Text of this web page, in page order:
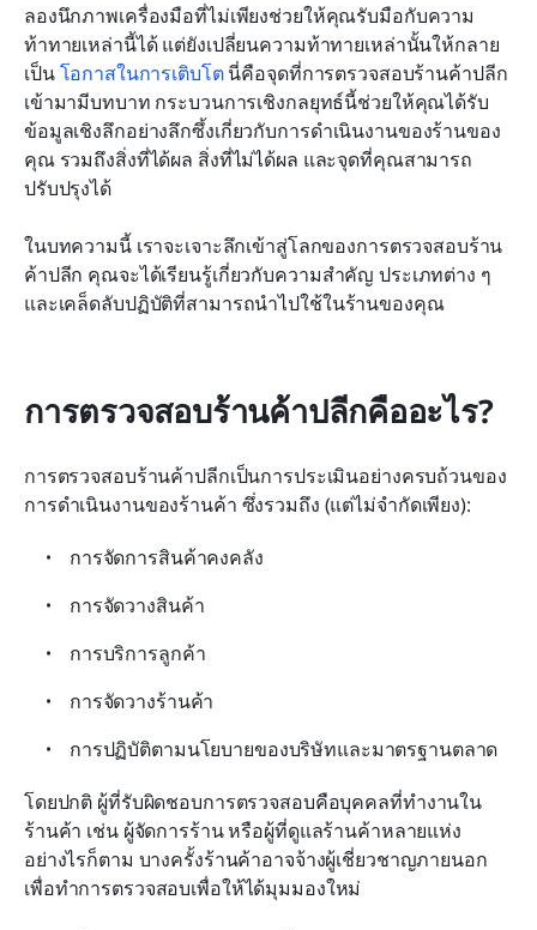
ลองนึกภาพเครื่องมือที่ไม่เพียงช่วยให้คุณรับมือกับความ
ท้าทายเหล่านี้ได้ แต่ยังเปลี่ยนความท้าทายเหล่านั้นให้กลาย
เป็น โอกาสในการเติบโต นี่คือจุดที่การตรวจสอบร้านค้าปลีก
เข้ามามีบทบาท กระบวนการเชิงกลยุทธ์นี้ช่วยให้คุณได้รับ
ข้อมูลเชิงลึกอย่างลึกซึ้งเกี่ยวกับการดำเนินงานของร้านของ
คุณ รวมถึงสิ่งที่ได้ผล สิ่งที่ไม่ได้ผล และจุดที่คุณสามารถ
ปรับปรุงได้
ในบทความนี้ เราจะเจาะลึกเข้าสู่โลกของการตรวจสอบร้าน
ค้าปลีก คุณจะได้เรียนรู้เกี่ยวกับความสำคัญ ประเภทต่าง ๆ
และเคล็ดลับปฏิบัติที่สามารถนำไปใช้ในร้านของคุณ
การตรวจสอบร้านค้าปลีกคืออะไร?
การตรวจสอบร้านค้าปลีกเป็นการประเมินอย่างครบถ้วนของ
การดำเนินงานของร้านค้า ซึ่งรวมถึง (แต่ไม่จำกัดเพียง):
การจัดการสินค้าคงคลัง
การจัดวางสินค้า
การบริการลูกค้า
การจัดวางร้านค้า
การปฏิบัติตามนโยบายของบริษัทและมาตรฐานตลาด
โดยปกติ ผู้ที่รับผิดชอบการตรวจสอบคือบุคคลที่ทำงานใน
ร้านค้า เช่น ผู้จัดการร้าน หรือผู้ที่ดูแลร้านค้าหลายแห่ง
อย่างไรก็ตาม บางครั้งร้านค้าอาจจ้างผู้เชี่ยวชาญภายนอก
เพื่อทำการตรวจสอบเพื่อให้ได้มุมมองใหม่